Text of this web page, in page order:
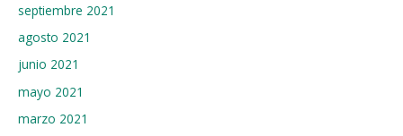
septiembre 2021
agosto 2021
junio 2021
mayo 2021
marzo 2021